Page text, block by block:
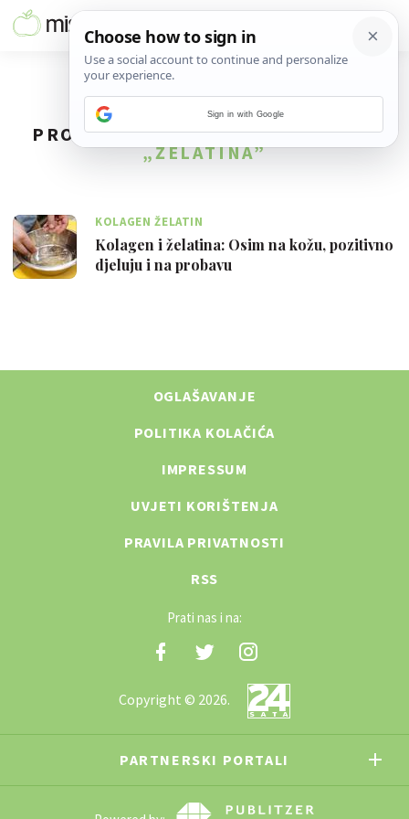
PRONAĐENO1REZULTATA ZA TAG
„ŽELATINA”
KOLAGEN ŽELATIN
Kolagen i želatina: Osim na kožu, pozitivno
djeluju i na probavu
OGLAŠAVANJE
POLITIKA KOLAČIĆA
IMPRESSUM
UVJETI KORIŠTENJA
PRAVILA PRIVATNOSTI
RSS
Prati nas i na:
Copyright © 2026.
PARTNERSKI PORTALI
Sign in with Google